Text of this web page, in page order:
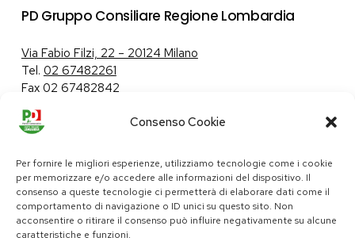
Consenso Cookie
Per fornire le migliori esperienze, utilizziamo tecnologie come i cookie
per memorizzare e/o accedere alle informazioni del dispositivo. Il
consenso a queste tecnologie ci permetterà di elaborare dati come il
comportamento di navigazione o ID unici su questo sito. Non
acconsentire o ritirare il consenso può influire negativamente su alcune
caratteristiche e funzioni.
PD Gruppo Consiliare Regione Lombardia
Via Fabio Filzi, 22 – 20124 Milano
Tel. 02 67482261
Fax 02 67482842
Tutela dei dati personali|Politica sui cookie
pd@consiglio.regione.lombardia.it
ufficiostampa.pd@consiglio.regione.lombardia.it